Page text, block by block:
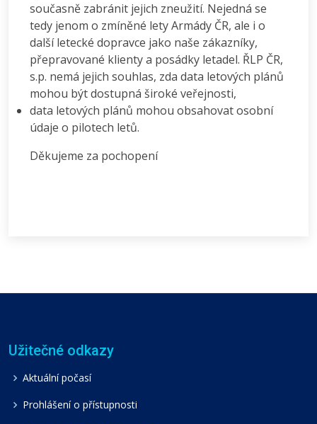
současně zabránit jejich zneužití. Nejedná se
tedy jenom o zmíněné lety Armády ČR, ale i o
další letecké dopravce jako naše zákazníky,
přepravované klienty a posádky letadel. ŘLP ČR,
s.p. nemá jejich souhlas, zda data letových plánů
mohou být dostupná široké veřejnosti,
data letových plánů mohou obsahovat osobní
údaje o pilotech letů.
Děkujeme za pochopení
Užitečné odkazy
Aktuální počasí
Prohlášení o přístupnosti